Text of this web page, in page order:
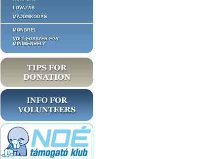
LOVAZÁS
MAJOMKODÁS
MONGREL
VOLT EGYSZER EGY
MINIMENHELY